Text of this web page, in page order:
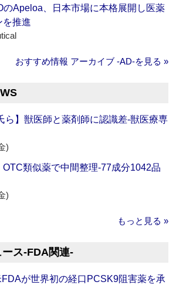
のApeloa、日本市場に本格展開し医薬
を推進
おすすめ情報 アーカイブ ‐AD‐を見る »
ら】獣医師と薬剤師に認識差‐獣医療専
)
OTC類似薬で中間整理‐77成分1042品
)
もっと見る »
ス‐FDA関連‐
FDAが世界初の経口PCSK9阻害薬を承